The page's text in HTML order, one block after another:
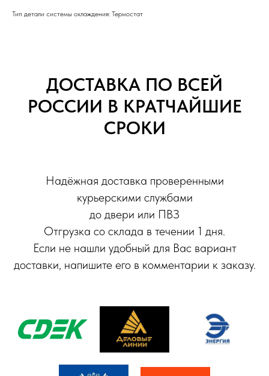
Тип детали системы охлаждения: Термостат
ДОСТАВКА ПО ВСЕЙ
РОССИИ В КРАТЧАЙШИЕ
СРОКИ
Надёжная доставка проверенными
курьерскими службами
до двери или ПВЗ
Отгрузка со склада в течении 1 дня.
Если не нашли удобный для Вас вариант
доставки, напишите его в комментарии к заказу.